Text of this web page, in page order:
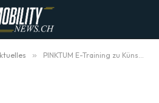
» PINKTUM E-Training zu Künstlicher Intelligenz mit Comenius-EduMedia-Siegel ausgezeichnet